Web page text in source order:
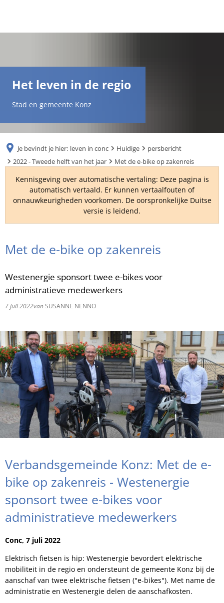
FR
TR
Het leven in de regio
Stad en gemeente Konz
Je bevindt je hier: leven in conc Huidige
persbericht
2022 - Tweede helft van het jaar
Met de e-bike op zakenreis
Kennisgeving over automatische vertaling: Deze pagina is
automatisch vertaald. Er kunnen vertaalfouten of
onnauwkeurigheden voorkomen. De oorspronkelijke Duitse
versie is leidend.
Met de e-bike op zakenreis
Westenergie sponsort twee e-bikes voor
administratieve medewerkers
7 juli 2022vanSUSANNE NENNO
Verbandsgemeinde Konz: Met de e-
bike op zakenreis - Westenergie
sponsort twee e-bikes voor
administratieve medewerkers
Conc, 7 juli 2022
Elektrisch fietsen is hip: Westenergie bevordert elektrische
mobiliteit in de regio en ondersteunt de gemeente Konz bij de
aanschaf van twee elektrische fietsen ("e-bikes"). Met name de
administratie en Westenergie delen de aanschafkosten.